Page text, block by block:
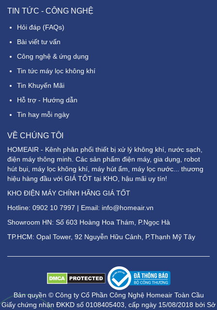
TIN TỨC - CÔNG NGHỆ
Hỏi đáp (FAQs)
Bài viết tư vấn
Công nghệ & ứng dụng
Tin tức máy lọc không khí
Tin Khuyến Mãi
Hỗ trợ - Hướng dẫn
Tin hay mỗi ngày
VỀ CHÚNG TÔI
HOMEAIR - Kênh phân phối thiết bị xử lý không khí, nước sạch,
điện máy thông minh. Các sản phẩm điện máy, gia dụng, robot
hút bụi, máy lọc không khí, máy hút ẩm, máy lọc nước... thương
hiệu hàng đầu với GIÁ TỐT tại KHO, hậu mãi uy tín!
KHO ĐIỆN MÁY CHÍNH HÃNG GIÁ TỐT
Hotline: 0902 10 7997 | Email: info@homeair.vn
Showroom HN: Số 603 Hoàng Hoa Thám, P.Ngọc Hà
TP.HCM: Opal Tower, 92 Nguyễn Hữu Cảnh, P.Thạnh Mỹ Tây
Bản quyền © Công ty Cổ Phần Công Nghệ Homeair Toàn Cầu
Giấy chứng nhận ĐKKD số 0108405403, cấp ngày 15/08/2018 bởi Sở